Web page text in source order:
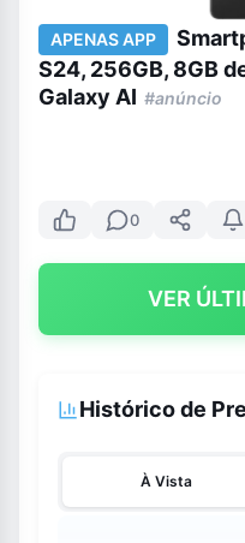
APENAS APP
S24, 256GB, 8GB
Galaxy AI #anúncio
0
VER
Histórico de
À Vista